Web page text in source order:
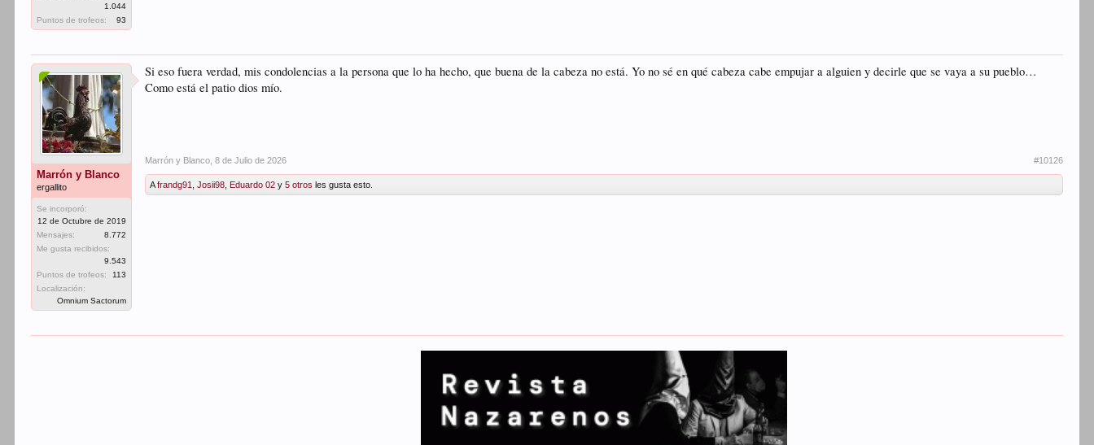
1.044
Puntos de trofeos:
93
Marrón y Blanco
ergallito
Se incorporó:
12 de Octubre de 2019
Mensajes:
8.772
Me gusta recibidos:
9.543
Puntos de trofeos:
113
Localización:
Omnium Sactorum
Si eso fuera verdad, mis condolencias a la persona que lo ha hecho, que buena de la cabeza no está. Yo no sé en qué cabeza cabe empujar a alguien y decirle que se vaya a su pueblo…
Como está el patio dios mío.
Marrón y Blanco 8 de Julio de 2026 #10126
Afrandg91 ,Josii98 ,Eduardo 02 y5 otros les gusta esto.